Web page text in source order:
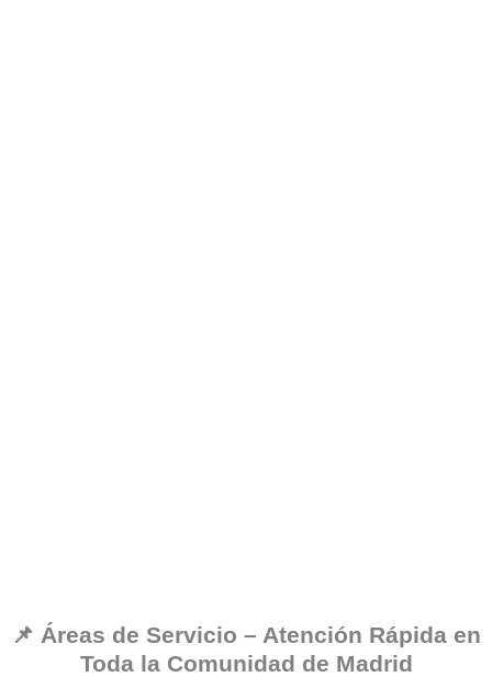
📌 Áreas de Servicio – Atención Rápida en
Toda la Comunidad de Madrid